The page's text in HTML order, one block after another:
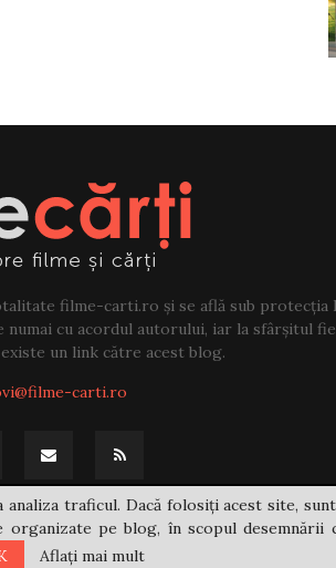
filme-carti.ro și se află sub protecția
cu acordul autorului, iar la sfârșitul
un link către acest blog.
carti.ro
carti.ro
traficul. Dacă folosiți acest site,
pe blog, în scopul
Aflați mai mult